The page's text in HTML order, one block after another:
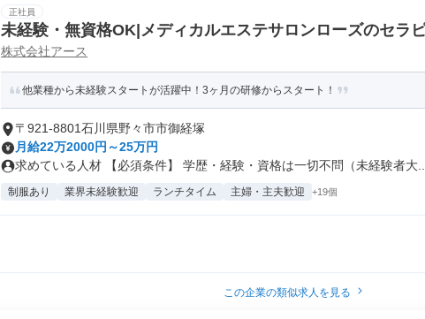
正社員
未経験・無資格OK|メディカルエステサロンローズのセラ
株式会社アース
他業種から未経験スタートが活躍中！3ヶ月の研修からスタート！
〒921-8801石川県野々市市御経塚
月給22万2000円～25万円
求めている人材 【必須条件】 学歴・経験・資格は一切不問（未経験者大...
制服あり 業界未経験歓迎 ランチタイム 主婦・主夫歓迎 +19個
この企業の類似求人を見る